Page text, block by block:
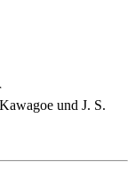
und J. S.